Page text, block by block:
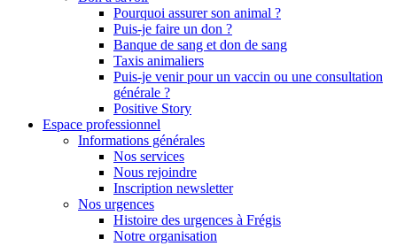
Pourquoi assurer son animal ?
Puis-je faire un don ?
Banque de sang et don de sang
Taxis animaliers
Puis-je venir pour un vaccin ou une consultation
générale ?
Positive Story
Espace professionnel
Informations générales
Nos services
Nous rejoindre
Inscription newsletter
Nos urgences
Histoire des urgences à Frégis
Notre organisation